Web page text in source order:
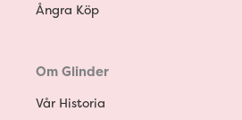
Ångra Köp
Om Glinder
Vår Historia